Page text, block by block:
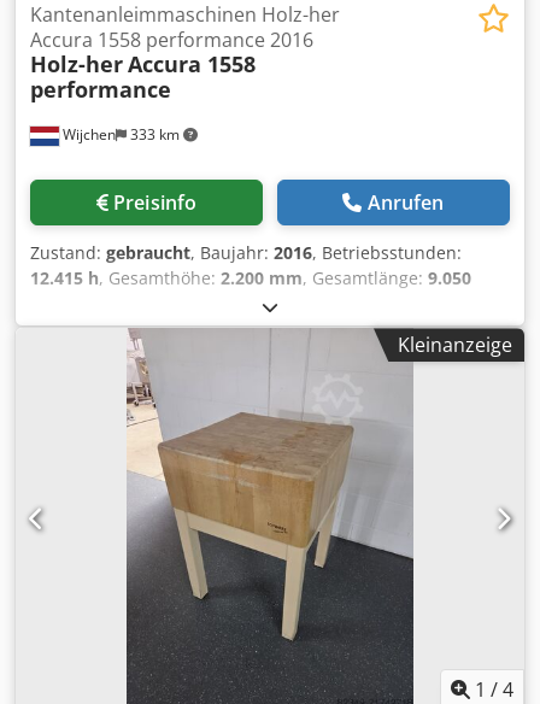
Wijchen 333 km
Kantenanleimmaschinen Holz-her
Accura 1558 performance 2016
Holz-herAccura 1558
performance
Preisinfo Anrufen
Zustand: gebraucht, Baujahr: 2016, Betriebsstunden:
12.415 h, Gesamthöhe: 2.200 mm, Gesamtlänge: 9.050
1.200 mm, Farbe: Weiß Gewicht: 4.800
kg Preis: Auf Anfrage - Baujahr: 2016 - Dokumentation
verfügbar: Ja - └ Typ Dokumentation: Elektrische
Schaltpläne, Ersatzteilliste, Montageanleitung,
Betriebssystem, Technische Daten, Benutzerhandbuch -
CE-Kennzeichnung vorhanden: Ja - CE-Zertifikat
vorhanden: Nein - Seriennummer: 109/1-606 -
Betriebsstunden: 12415 - Anzahl Einheiten [St.]: 11
Dsdpozhrlfsfx Ag Uswa - └ 1. Einheitstyp: Vorfräsaggregat -
- Werkzeuge vorhanden: Ja - └ 2. Einheitstyp: Leimaggregat
- └ 3. Einheitstyp: Andruckrollen - - Typ/Marke: 1914 - -
Werkzeuge vorhanden: Ja - └ 4. Einheitstyp: Kapaggregat -
- Typ/Marke: KA701 - - Werkzeuge vorhanden: Ja - └ 5.
Einheitstyp: Grobfräsaggregat - - Typ/Marke: 1828 - -
Werkzeuge vorhanden: Ja - └ 6. Einheitstyp:
Feinfräsaggregat - - Typ/Marke: FR701 - - Werkzeuge
Kleinanzeige
1 /4